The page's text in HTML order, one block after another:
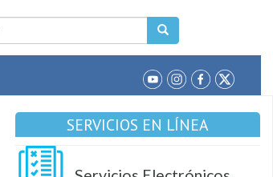
SERVICIOS EN LÍNEA